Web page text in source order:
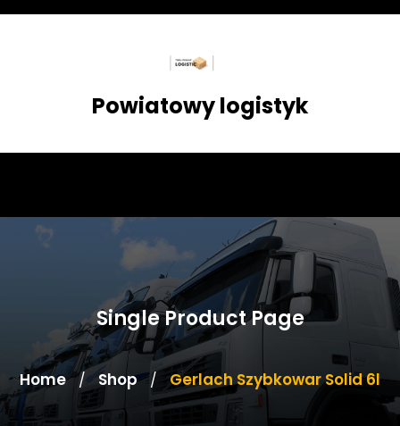
Skip
Powiatowy logistyk
Single Product Page
Home / Shop / Gerlach Szybkowar Solid 6l